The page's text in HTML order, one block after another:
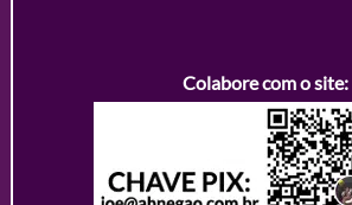
Colabore com o site: